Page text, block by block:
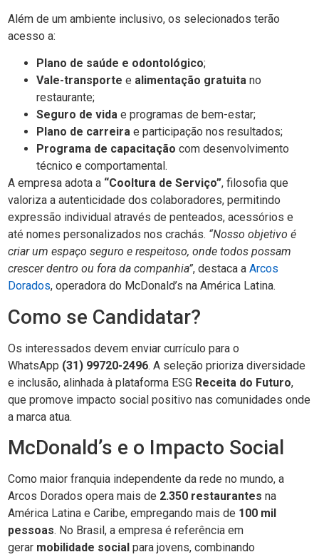
Além de um ambiente inclusivo, os selecionados terão
acesso a:
Plano de saúde e odontológico;
Vale-transporte e alimentação gratuita no
restaurante;
Seguro de vida e programas de bem-estar;
Plano de carreira e participação nos resultados;
Programa de capacitação com desenvolvimento
técnico e comportamental.
A empresa adota a “Cooltura de Serviço”, filosofia que
valoriza a autenticidade dos colaboradores, permitindo
expressão individual através de penteados, acessórios e
até nomes personalizados nos crachás. “Nosso objetivo é
criar um espaço seguro e respeitoso, onde todos possam
crescer dentro ou fora da companhia”, destaca a Arcos
Dorados, operadora do McDonald’s na América Latina.
Como se Candidatar?
Os interessados devem enviar currículo para o
WhatsApp (31) 99720-2496. A seleção prioriza diversidade
e inclusão, alinhada à plataforma ESG Receita do Futuro,
que promove impacto social positivo nas comunidades onde
a marca atua.
McDonald’s e o Impacto Social
Como maior franquia independente da rede no mundo, a
Arcos Dorados opera mais de 2.350 restaurantes na
América Latina e Caribe, empregando mais de 100 mil
pessoas. No Brasil, a empresa é referência em
gerar mobilidade social para jovens, combinando